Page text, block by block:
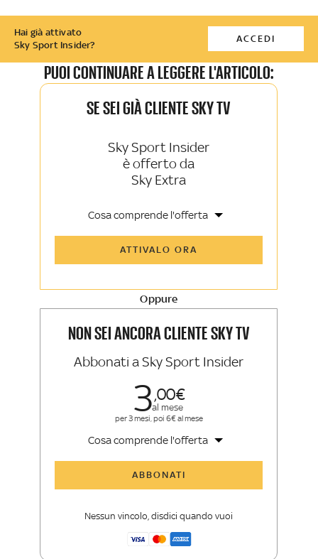
Hai già attivato
Sky Sport Insider?
ACCEDI
PUOI CONTINUARE A LEGGERE L'ARTICOLO:
SE SEI GIÀ CLIENTE SKY TV
Sky Sport Insider
è offerto da
Sky Extra
Cosa comprende l'offerta
Sky TG24 Insider
Sport e Sky TG24
La newsletter esclusiva di Sky Sport
ATTIVALO ORA
Oppure
NON SEI ANCORA CLIENTE SKY TV
Abbonati a Sky Sport Insider
300
al mese
per 3 mesi, poi 6€ al mese
Cosa comprende l'offerta
Sport
La newsletter esclusiva di Sky Sport
ABBONATI
Nessun vincolo, disdici quando vuoi